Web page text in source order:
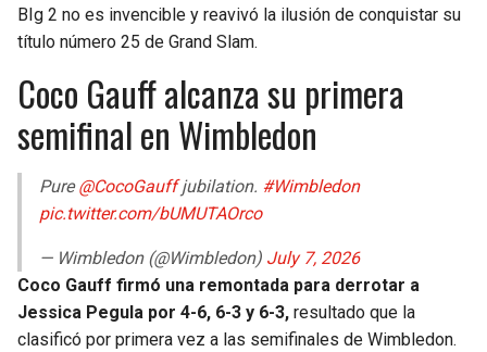
BIg 2 no es invencible y reavivó la ilusión de conquistar su
título número 25 de Grand Slam.
Coco Gauff alcanza su primera
semifinal en Wimbledon
Pure@CocoGauffjubilation. #Wimbledon
pic.twitter.com/bUMUTAOrco
— Wimbledon (@Wimbledon) July 7, 2026
Coco Gauff firmó una remontada para derrotar a
Jessica Pegula por 4-6, 6-3 y 6-3, resultado que la
clasificó por primera vez a las semifinales de Wimbledon.